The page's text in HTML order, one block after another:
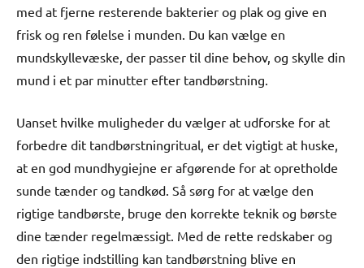
med at fjerne resterende bakterier og plak og give en
frisk og ren følelse i munden. Du kan vælge en
mundskyllevæske, der passer til dine behov, og skylle din
mund i et par minutter efter tandbørstning.
Uanset hvilke muligheder du vælger at udforske for at
forbedre dit tandbørstningritual, er det vigtigt at huske,
at en god mundhygiejne er afgørende for at opretholde
sunde tænder og tandkød. Så sørg for at vælge den
rigtige tandbørste, bruge den korrekte teknik og børste
dine tænder regelmæssigt. Med de rette redskaber og
den rigtige indstilling kan tandbørstning blive en